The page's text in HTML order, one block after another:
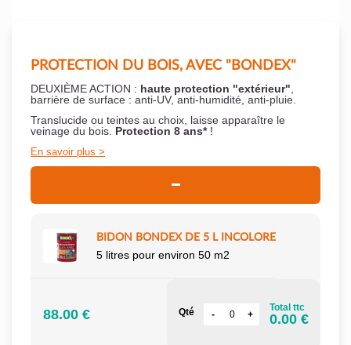
PROTECTION DU BOIS, AVEC "BONDEX"
DEUXIÈME ACTION : haute protection "extérieur"
barrière de surface : anti-UV, anti-humidité, anti-pluie.
Translucide ou teintes au choix, laisse apparaître le
veinage du bois. Protection 8 ans*!
En savoir plus
BIDON BONDEX DE 5 L INCOLORE
5 litres pour environ 50 m2
88.00 € Qté Total ttc
0.00 €